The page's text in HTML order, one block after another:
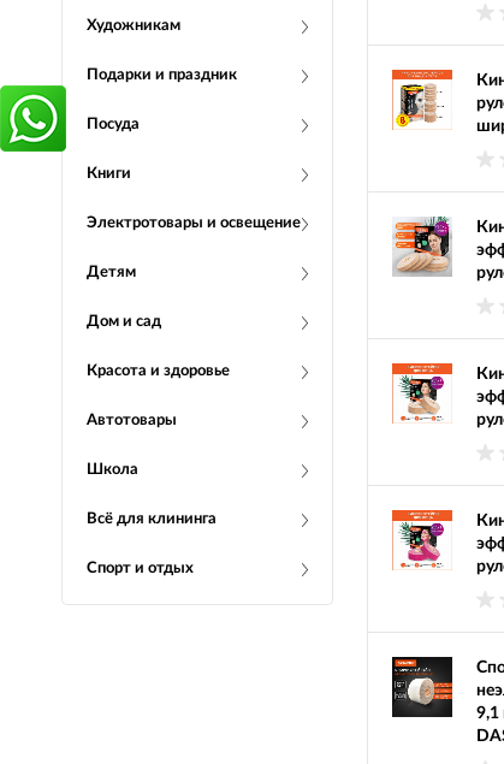
Художникам
Подарки и праздник
Посуда
Книги
Электротовары и освещение
Детям
Дом и сад
Красота и здоровье
Автотовары
Школа
Всё для клининга
Спорт и отдых
9,1